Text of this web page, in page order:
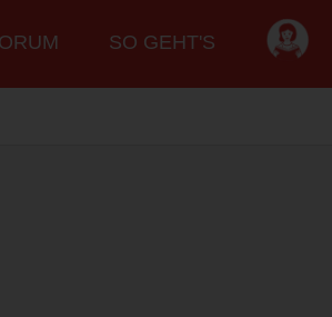
SO GEHT'S